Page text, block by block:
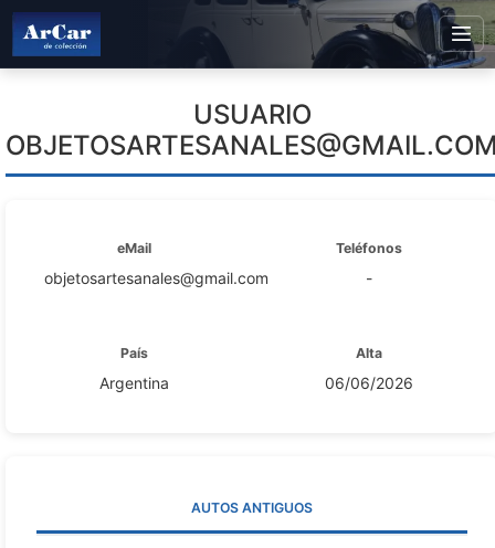
USUARIO
eMail
objetosartesanales@gmail.com
Teléfonos
-
País
Argentina
Alta
06/06/2026
AUTOS ANTIGUOS